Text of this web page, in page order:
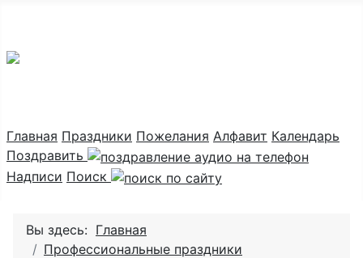
Главная Праздники Пожелания Алфавит Календарь
Поздравить
Надписи Поиск
Вы здесь: Главная
Профессиональные праздники